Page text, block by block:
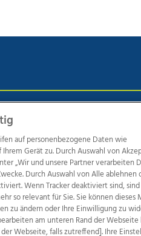
Weitere
Ischler Woche Life Radio
Regionaljobs
auf personenbezogene Daten wie
Gerät zu. Durch Auswahl von
„Wir und unsere Partner verarbeiten
Durch Auswahl von Alle ablehnen
Wenn Tracker deaktiviert sind,
so relevant für Sie. Sie können dieses
zu ändern oder Ihre Einwilligung zu
am unteren Rand der
Webseite, falls zutreffend]. Ihre